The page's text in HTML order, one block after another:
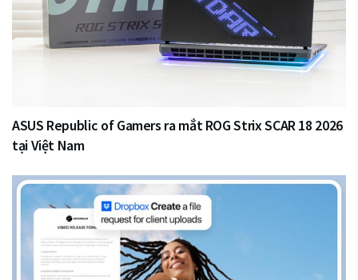
ASUS Republic of Gamers ra mắt ROG Strix SCAR 18 2026
tại Việt Nam